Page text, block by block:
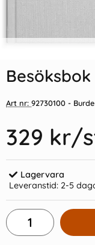
Indexflikar och Frixion
55 kr/st
Art nr: 92730100 -
329 kr/
Lagervara
Leveranstid: 2-5